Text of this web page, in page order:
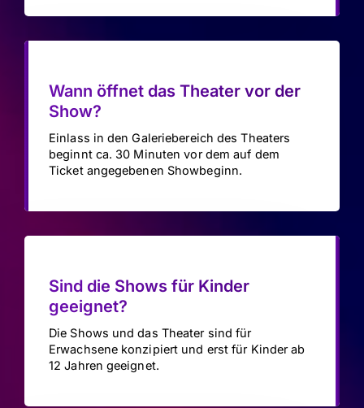
Wann öffnet das Theater vor der
Show?
Einlass in den Galeriebereich des Theaters
beginnt ca. 30 Minuten vor dem auf dem
Ticket angegebenen Showbeginn.
Sind die Shows für Kinder
geeignet?
Die Shows und das Theater sind für
Erwachsene konzipiert und erst für Kinder ab
12 Jahren geeignet.